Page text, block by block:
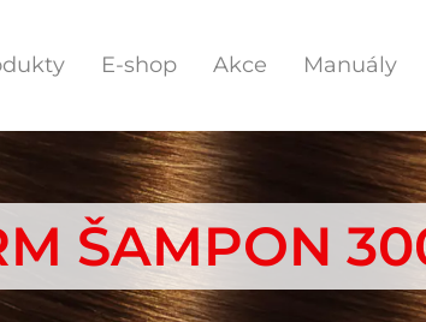
E-shop Akce Manuály
ŠAMPON